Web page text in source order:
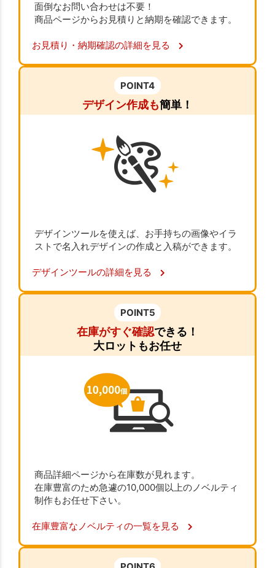
面倒なお問い合わせは不要！
商品ページからお見積りと納期を確認できます。
お見積り・納期確認の詳細を見る
POINT4
デザイン作成も簡単！
デザインツールを使えば、お手持ちの画像やイラ
ストで名入れデザインの作成と入稿ができます。
デザインツールの詳細を見る
POINT5
在庫がすぐ確認できる！
大ロットもお任せ
商品詳細ページから在庫数が見れます。
在庫豊富のため急遽の10,000個以上のノベルティ
制作もお任せ下さい。
在庫豊富なノベルティの一覧を見る